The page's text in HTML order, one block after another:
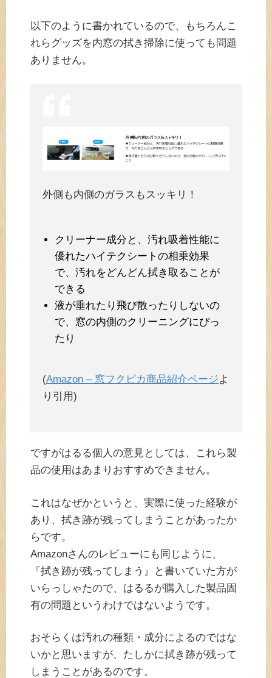
以下のように書かれているので、もちろんこ
れらグッズを内窓の拭き掃除に使っても問題
ありません。
外側も内側のガラスもスッキリ！
クリーナー成分と、汚れ吸着性能に
優れたハイテクシートの相乗効果
で、汚れをどんどん拭き取ることが
できる
液が垂れたり飛び散ったりしないの
で、窓の内側のクリーニングにぴっ
たり
(Amazon – 窓フクピカ商品紹介ページよ
り引用)
ですがはるる個人の意見としては、これら製
品の使用はあまりおすすめできません。
これはなぜかというと、実際に使った経験が
あり、拭き跡が残ってしまうことがあったか
らです。
Amazonさんのレビューにも同じように、
『拭き跡が残ってしまう』と書いていた方が
いらっしゃたので、はるるが購入した製品固
有の問題というわけではないようです。
おそらくは汚れの種類・成分によるのではな
いかと思いますが、たしかに拭き跡が残って
しまうことがあるのです。